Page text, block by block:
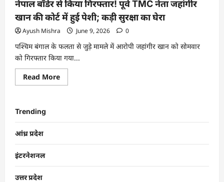
नेपाल बॉर्डर से किया गिरफ्तार! पूर्व TMC नेता जहांगीर
खान की कोर्ट में हुई पेशी; कड़ी सुरक्षा का घेरा
Ayush Mishra June 9, 2026 0
पश्चिम बंगाल के फलता से जुड़े मामले में आरोपी जहांगीर खान को सोमवार
को गिरफ्तार किया गया...
Read More
Trending
आंध्र प्रदेश
इंटरनेशनल
उत्तर प्रदेश